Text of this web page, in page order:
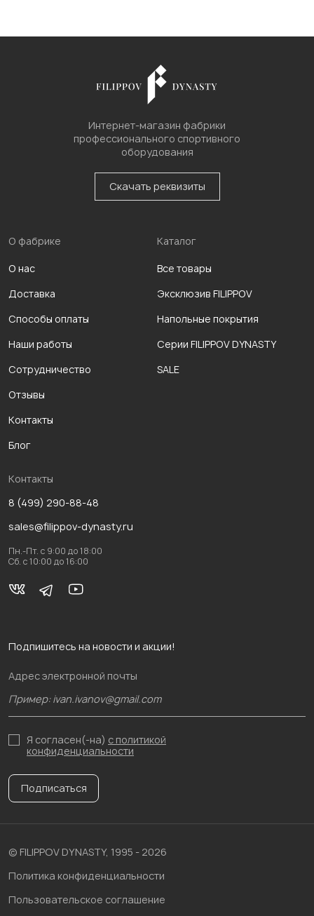
Интернет-магазин фабрики
профессионального спортивного
оборудования
Скачать реквизиты
О фабрике
О нас
Доставка
Способы оплаты
Наши работы
Сотрудничество
Отзывы
Контакты
Блог
Каталог
Все товары
Эксклюзив FILIPPOV
Напольные покрытия
Серии FILIPPOV DYNASTY
SALE
Контакты
8 (499) 290-88-48
sales@filippov-dynasty.ru
Пн.-Пт. с 9:00 до 18:00
Сб. с 10:00 до 16:00
Подпишитесь на новости и акции!
Адрес электронной почты
Я согласен(-на) с политикой
конфиденциальности
Подписаться
© FILIPPOV DYNASTY, 1995 - 2026
Политика конфиденциальности
Пользовательское соглашение